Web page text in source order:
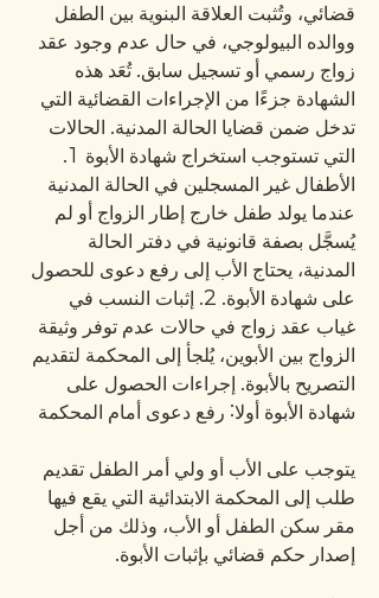
قضائي، وتُثبت العلاقة البنوية بين الطفل
ووالده البيولوجي، في حال عدم وجود عقد
زواج رسمي أو تسجيل سابق. تُعَد هذه
الشهادة جزءًا من الإجراءات القضائية التي
تدخل ضمن قضايا الحالة المدنية. الحالات
التي تستوجب استخراج شهادة الأبوة 1.
الأطفال غير المسجلين في الحالة المدنية
عندما يولد طفل خارج إطار الزواج أو لم
يُسجَّل بصفة قانونية في دفتر الحالة
المدنية، يحتاج الأب إلى رفع دعوى للحصول
على شهادة الأبوة. 2. إثبات النسب في
غياب عقد زواج في حالات عدم توفر وثيقة
الزواج بين الأبوين، يُلجأ إلى المحكمة لتقديم
التصريح بالأبوة. إجراءات الحصول على
شهادة الأبوة أولا: رفع دعوى أمام المحكمة
يتوجب على الأب أو ولي أمر الطفل تقديم
طلب إلى المحكمة الابتدائية التي يقع فيها
مقر سكن الطفل أو الأب، وذلك من أجل
إصدار حكم قضائي بإثبات الأبوة.